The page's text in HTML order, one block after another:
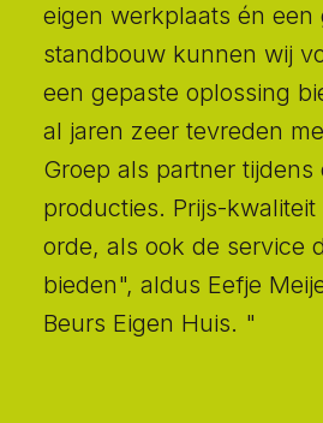
eigen werkplaats én een
standbouw kunnen wij
een gepaste oplossing
al jaren zeer tevreden
Groep als partner tijdens
producties. Prijs-
orde, als ook de service
bieden", aldus Eefje
Beurs Eigen Huis. "